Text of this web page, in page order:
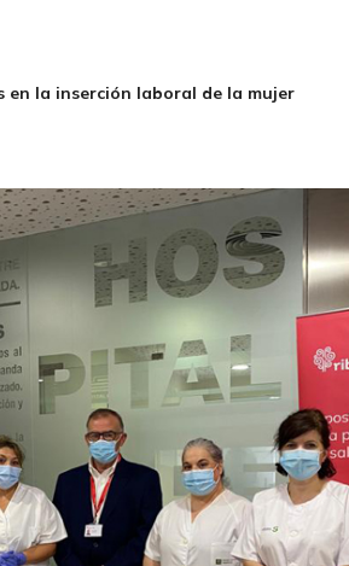
la inserción laboral de la mujer